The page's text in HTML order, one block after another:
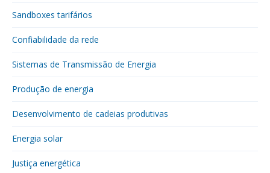
Sandboxes tarifários
Confiabilidade da rede
Sistemas de Transmissão de Energia
Produção de energia
Desenvolvimento de cadeias produtivas
Energia solar
Justiça energética